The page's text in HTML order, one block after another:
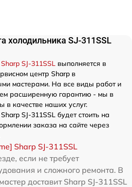
холодильника SJ-311SSL
SJ-311SSL выполняется в
центр Sharp в
мастерами. На все виды работ и
расширенную гарантию - мы в
в качестве наших услуг.
SJ-311SSL будет стоить на
заказа на сайте через
Sharp SJ-311SSL
если не требует
и сложного ремонта. В
доставит Sharp SJ-311SSL